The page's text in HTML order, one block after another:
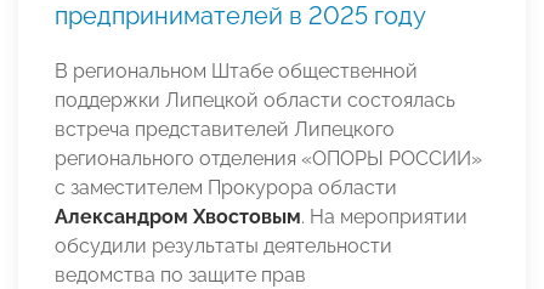
предпринимателей в 2025 году
В региональном Штабе общественной
поддержки Липецкой области состоялась
встреча представителей Липецкого
регионального отделения «ОПОРЫ РОССИИ»
с заместителем Прокурора области
Александром Хвостовым. На мероприятии
обсудили результаты деятельности
ведомства по защите прав